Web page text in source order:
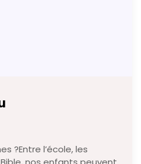
?Entre l’école, les